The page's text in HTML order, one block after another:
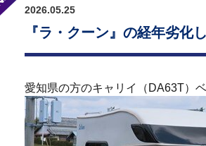
2026.05.25
『ラ・クーン』の経年劣化
愛知県の方のキャリイ（DA63T）